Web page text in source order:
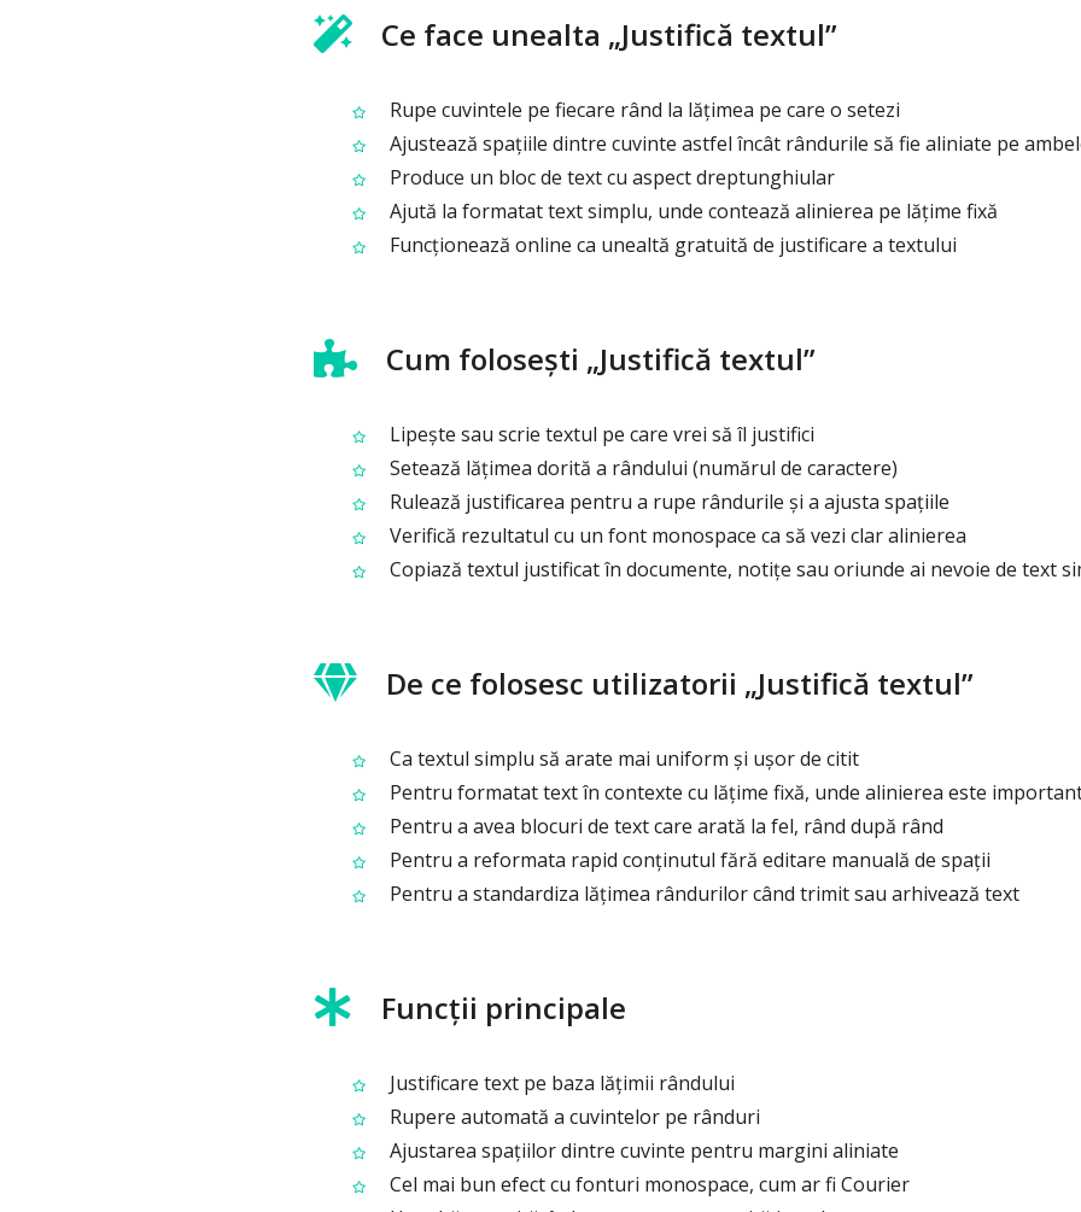
Ce face unealta „Justifică textul”
Rupe cuvintele pe fiecare rând la lățimea pe care o setezi
Ajustează spațiile dintre cuvinte astfel încât rândurile să fie aliniate pe
Produce un bloc de text cu aspect dreptunghiular
Ajută la formatat text simplu, unde contează alinierea pe lățime fixă
Funcționează online ca unealtă gratuită de justificare a textului
Cum folosești „Justifică textul”
Lipește sau scrie textul pe care vrei să îl justifici
Setează lățimea dorită a rândului (numărul de caractere)
Rulează justificarea pentru a rupe rândurile și a ajusta spațiile
Verifică rezultatul cu un font monospace ca să vezi clar alinierea
Copiază textul justificat în documente, notițe sau oriunde ai nevoie de text
De ce folosesc utilizatorii „Justifică textul”
Ca textul simplu să arate mai uniform și ușor de citit
Pentru formatat text în contexte cu lățime fixă, unde alinierea este
Pentru a avea blocuri de text care arată la fel, rând după rând
Pentru a reformata rapid conținutul fără editare manuală de spații
Pentru a standardiza lățimea rândurilor când trimit sau arhivează text
Funcții principale
Justificare text pe baza lățimii rândului
Rupere automată a cuvintelor pe rânduri
Ajustarea spațiilor dintre cuvinte pentru margini aliniate
Cel mai bun efect cu fonturi monospace, cum ar fi Courier